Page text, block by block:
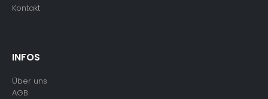
Kontakt
INFOS
Über uns
AGB